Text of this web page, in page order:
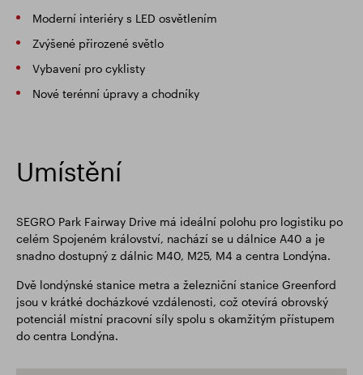
Moderní interiéry s LED osvětlením
Zvýšené přirozené světlo
Vybavení pro cyklisty
Nové terénní úpravy a chodníky
Umístění
SEGRO Park Fairway Drive má ideální polohu pro logistiku po
celém Spojeném království, nachází se u dálnice A40 a je
snadno dostupný z dálnic M40, M25, M4 a centra Londýna.
Dvě londýnské stanice metra a železniční stanice Greenford
jsou v krátké docházkové vzdálenosti, což otevírá obrovský
potenciál místní pracovní síly spolu s okamžitým přístupem
do centra Londýna.